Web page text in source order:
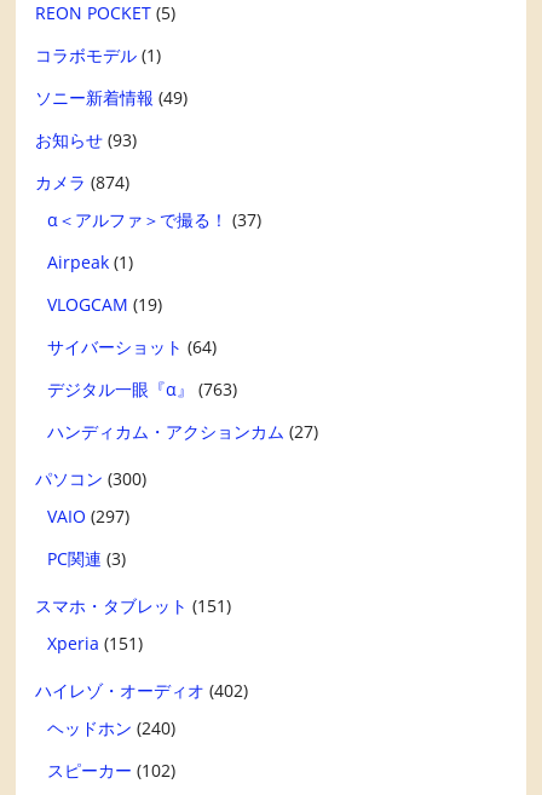
REON POCKET (5)
コラボモデル (1)
ソニー新着情報 (49)
お知らせ (93)
カメラ (874)
α＜アルファ＞で撮る！ (37)
Airpeak (1)
VLOGCAM (19)
サイバーショット (64)
デジタル一眼『α』
(763)
ハンディカム・アクションカム (27)
パソコン (300)
VAIO (297)
PC関連 (3)
スマホ・タブレット (151)
Xperia (151)
ハイレゾ・オーディオ (402)
ヘッドホン (240)
スピーカー (102)